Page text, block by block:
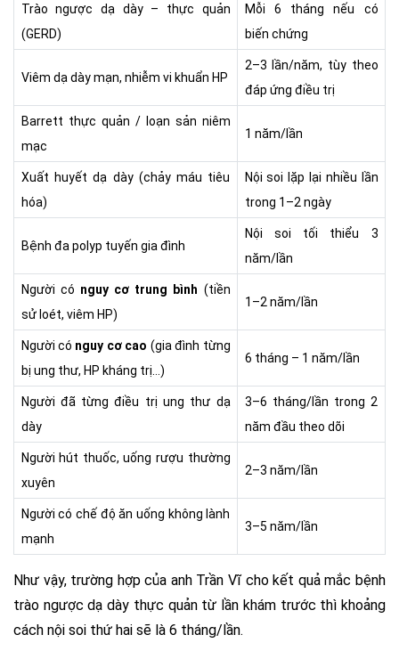
Trào ngược dạ dày – thực quản
(GERD)
Mỗi 6 tháng nếu có
biến chứng
Viêm dạ dày mạn, nhiễm vi khuẩn HP
2–3 lần/năm, tùy theo
đáp ứng điều trị
Barrett thực quản / loạn sản niêm
mạc
1 năm/lần
Xuất huyết dạ dày (chảy máu tiêu
hóa)
Nội soi lặp lại nhiều lần
trong 1–2 ngày
Bệnh đa polyp tuyến gia đình
Nội soi tối thiểu 3
năm/lần
Người có nguy cơ trung bình (tiền
sử loét, viêm HP)
1–2 năm/lần
Người có nguy cơ cao (gia đình từng
bị ung thư, HP kháng trị…)
6 tháng – 1 năm/lần
Người đã từng điều trị ung thư dạ
dày
3–6 tháng/lần trong 2
năm đầu theo dõi
Người hút thuốc, uống rượu thường
xuyên
2–3 năm/lần
Người có chế độ ăn uống không lành
mạnh
3–5 năm/lần
Như vậy, trường hợp của anh Trần Vĩ cho kết quả mắc bệnh
trào ngược dạ dày thực quản từ lần khám trước thì khoảng
cách nội soi thứ hai sẽ là 6 tháng/lần.